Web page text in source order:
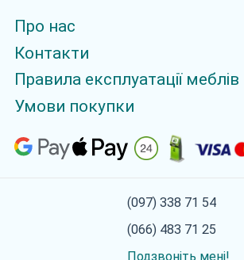
Про нас
Контакти
Правила експлуатації меблів
Умови покупки
(097) 338 71 54
(066) 483 71 25
Подзвоніть мені!